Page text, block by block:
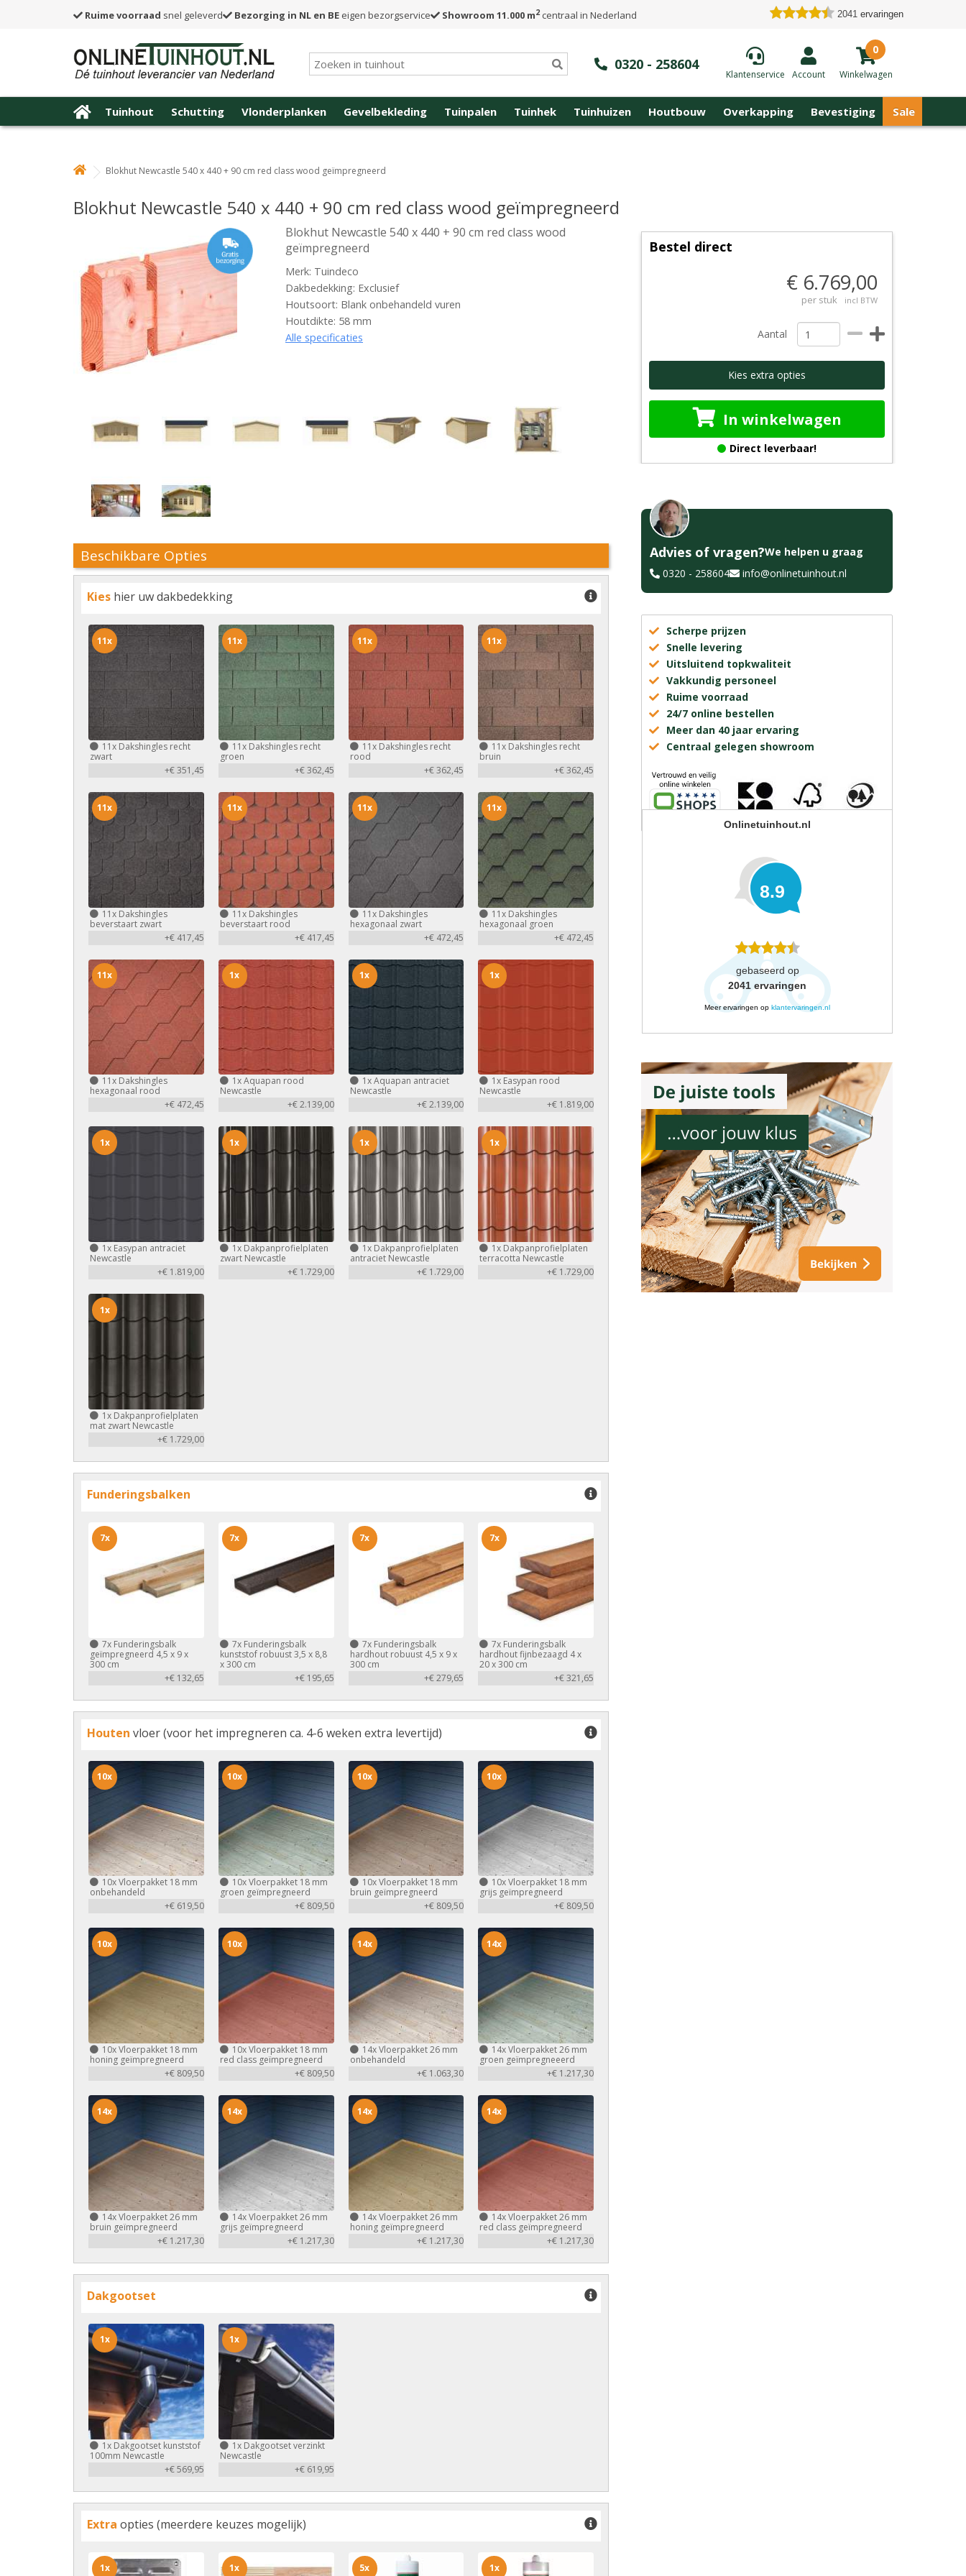
Ruime voorraad snel geleverd Bezorging in NL en BE eigen bezorgservice Showroom 11.000 m2centraal in Nederland 2041 ervaringen
0320 - 258604
Klantenservice Account
0
Winkelwagen
Tuinhout Schutting Vlonderplanken Gevelbekleding Tuinpalen Tuinhek Tuinhuizen Houtbouw Overkapping Bevestiging Sale
Blokhut Newcastle 540 x 440 + 90 cm red class wood geïmpregneerd
Blokhut Newcastle 540 x 440 + 90 cm red class wood geïmpregneerd
Blokhut Newcastle 540 x 440 + 90 cm red class wood
geïmpregneerd
Merk: Tuindeco
Dakbedekking: Exclusief
Houtsoort: Blank onbehandeld vuren
Houtdikte: 58 mm
Alle specificaties
Beschikbare Opties
Kies hier uw dakbedekking
11x Dakshingles recht
zwart
+€ 351,45
11x
11xDakshingles recht
groen
+€ 362,45
11x
11xDakshingles recht
rood
+€ 362,45
11x
11x Dakshingles recht
bruin
+€ 362,45
11x
11x Dakshingles
beverstaart zwart
+€ 417,45
11x
11xDakshingles
beverstaart rood
+€ 417,45
11x
11xDakshingles
hexagonaal zwart
+€ 472,45
11x
11x Dakshingles
hexagonaal groen
+€ 472,45
11x
11x Dakshingles
hexagonaal rood
+€ 472,45
11x
1xAquapan rood
Newcastle
+€ 2.139,00
1x
1xAquapan antraciet
Newcastle
+€ 2.139,00
1x
1x Easypan rood
Newcastle
+€ 1.819,00
1x
1x Easypan antraciet
Newcastle
+€ 1.819,00
1x
1xDakpanprofielplaten
zwart Newcastle
+€ 1.729,00
1x
1xDakpanprofielplaten
antraciet Newcastle
+€ 1.729,00
1x
1x Dakpanprofielplaten
terracotta Newcastle
+€ 1.729,00
1x
1x Dakpanprofielplaten
mat zwart Newcastle
+€ 1.729,00
1x
Funderingsbalken
7x Funderingsbalk
geïmpregneerd 4,5 x 9 x
300 cm
+€ 132,65
7x
7xFunderingsbalk
kunststof robuust 3,5 x 8,8
x 300 cm
+€ 195,65
7x
7xFunderingsbalk
hardhout robuust 4,5 x 9 x
300 cm
+€ 279,65
7x
7x Funderingsbalk
hardhout fijnbezaagd 4 x
20 x 300 cm
+€ 321,65
7x
Houten vloer (voor het impregneren ca. 4-6 weken extra levertijd)
10xVloerpakket 18 mm
onbehandeld
+€ 619,50
10x
10xVloerpakket 18 mm
groen geïmpregneerd
+€ 809,50
10x
10xVloerpakket 18 mm
bruin geïmpregneerd
+€ 809,50
10x
10xVloerpakket 18 mm
grijs geïmpregneerd
+€ 809,50
10x
10xVloerpakket 18 mm
honing geïmpregneerd
+€ 809,50
10x
10xVloerpakket 18 mm
red class geïmpregneerd
+€ 809,50
10x
14xVloerpakket 26 mm
onbehandeld
+€ 1.063,30
14x
14xVloerpakket 26 mm
groen geïmpregneeerd
+€ 1.217,30
14x
14xVloerpakket 26 mm
bruin geïmpregneerd
+€ 1.217,30
14x
14xVloerpakket 26 mm
grijs geïmpregneerd
+€ 1.217,30
14x
14xVloerpakket 26 mm
honing geïmpregneerd
+€ 1.217,30
14x
14xVloerpakket 26 mm
red class geïmpregneerd
+€ 1.217,30
14x
Dakgootset
1x Dakgootset kunststof
100mm Newcastle
+€ 569,95
1x
1xDakgootset verzinkt
Newcastle
+€ 619,95
1x
Extra opties (meerdere keuzes mogelijk)
1x 1x 5x 1x
Bestel direct
€ 6.769,00
per stuk incl BTW
Aantal
Kies extra opties
In winkelwagen
Direct leverbaar!
Advies of vragen?We helpen u graag
0320 - 258604
info@onlinetuinhout.nl
Scherpe prijzen
Snelle levering
Uitsluitend topkwaliteit
Vakkundig personeel
Ruime voorraad
24/7 online bestellen
Meer dan 40 jaar ervaring
Centraal gelegen showroom
Onlinetuinhout.nl
8.9
gebaseerd op
2041 ervaringen
Meer ervaringen op klantervaringen.nl